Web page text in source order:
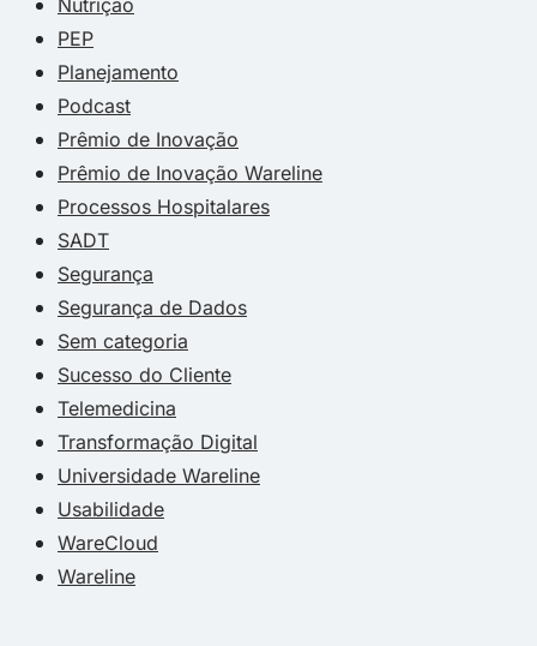
PEP
Planejamento
Podcast
Prêmio de Inovação
Prêmio de Inovação Wareline
Processos Hospitalares
SADT
Segurança
Segurança de Dados
Sem categoria
Sucesso do Cliente
Telemedicina
Transformação Digital
Universidade Wareline
Usabilidade
WareCloud
Wareline